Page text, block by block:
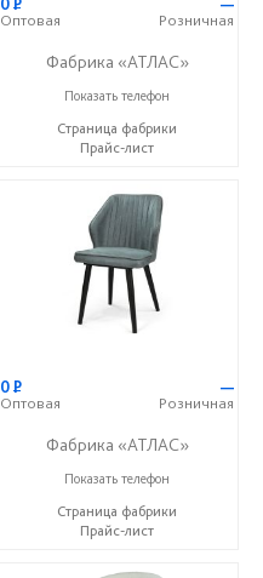
Оптовая Розничная
Фабрика «АТЛАС»
+7 (937) 917-00-01
Показать телефон
Страница фабрики
Прайс-лист
0Р
Оптовая
—
Розничная
Фабрика «АТЛАС»
+7 (937) 917-00-01
Показать телефон
Страница фабрики
Прайс-лист